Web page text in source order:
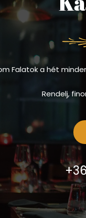
Falatok a hét
Rendelj,